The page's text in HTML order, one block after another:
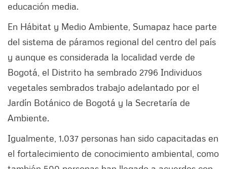
educación media.
En Hábitat y Medio Ambiente, Sumapaz hace parte
del sistema de páramos regional del centro del país
y aunque es considerada la localidad verde de
Bogotá, el Distrito ha sembrado 2796 Individuos
vegetales sembrados trabajo adelantado por el
Jardín Botánico de Bogotá y la Secretaría de
Ambiente.
Igualmente, 1.037 personas han sido capacitadas en
el fortalecimiento de conocimiento ambiental, como